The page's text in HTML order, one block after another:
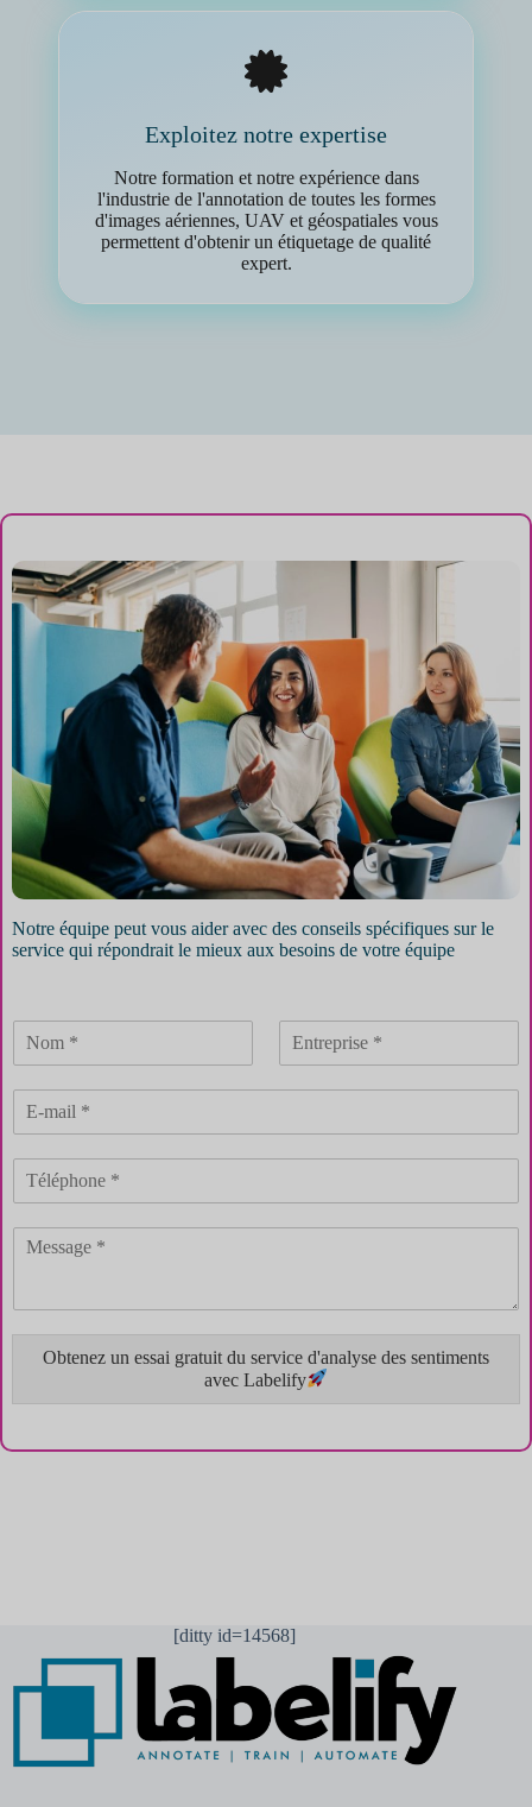
Exploitez notre expertise
Notre formation et notre expérience dans
l'industrie de l'annotation de toutes les formes
d'images aériennes, UAV et géospatiales vous
permettent d'obtenir un étiquetage de qualité
expert.
Notre équipe peut vous aider avec des conseils spécifiques sur le
service qui répondrait le mieux aux besoins de votre équipe
Obtenez un essai gratuit du service d'analyse des sentiments
avec Labelify
[ditty id=14568]